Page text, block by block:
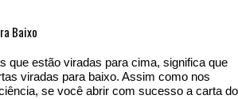
Baixo
que estão viradas para cima, significa que
viradas para baixo. Assim como nos
se você abrir com sucesso a carta do